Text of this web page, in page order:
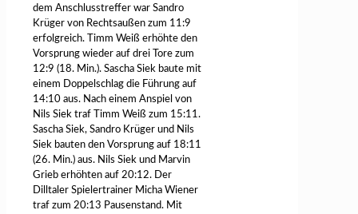
dem Anschlusstreffer war Sandro
Krüger von Rechtsaußen zum 11:9
erfolgreich. Timm Weiß erhöhte den
Vorsprung wieder auf drei Tore zum
12:9 (18. Min.). Sascha Siek baute mit
einem Doppelschlag die Führung auf
14:10 aus. Nach einem Anspiel von
Nils Siek traf Timm Weiß zum 15:11.
Sascha Siek, Sandro Krüger und Nils
Siek bauten den Vorsprung auf 18:11
(26. Min.) aus. Nils Siek und Marvin
Grieb erhöhten auf 20:12. Der
Dilltaler Spielertrainer Micha Wiener
traf zum 20:13 Pausenstand. Mit